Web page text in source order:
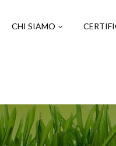
CHI SIAMO